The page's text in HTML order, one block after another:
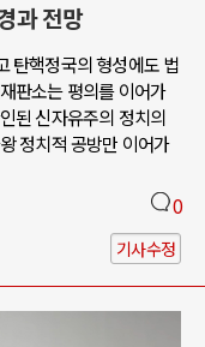
과 전망
탄핵정국의 형성에도 법
판소는 평의를 이어가
된 신자유주의 정치의
정치적 공방만 이어가
0
기사수정